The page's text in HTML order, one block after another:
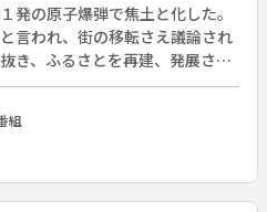
発の原子爆弾で焦土と化した。
言われ、街の移転さえ議論され
き、ふるさとを再建、発展させ
の歩みを当事者に聞く“最後の
路面電車を走らせた女学生、
と廃材でバラックを建てた市
して生き抜いた復員兵。ヒロシ
組